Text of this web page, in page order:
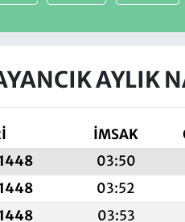
AYLIK
İMSAK
03:50
03:52
03:53